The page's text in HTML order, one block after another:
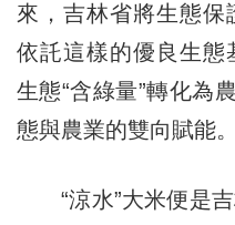
來，吉林省將生態保
依託這樣的優良生態
生態“含綠量”轉化為
態與農業的雙向賦能。
“涼水”大米便是吉